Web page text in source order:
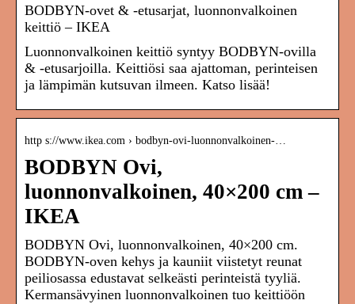
BODBYN-ovet & -etusarjat, luonnonvalkoinen
keittiö – IKEA
Luonnonvalkoinen keittiö syntyy BODBYN-ovilla
& -etusarjoilla. Keittiösi saa ajattoman, perinteisen
ja lämpimän kutsuvan ilmeen. Katso lisää!
http s://www.ikea.com › bodbyn-ovi-luonnonvalkoinen-…
BODBYN Ovi,
luonnonvalkoinen, 40×200 cm –
IKEA
BODBYN Ovi, luonnonvalkoinen, 40×200 cm.
BODBYN-oven kehys ja kauniit viistetyt reunat
peiliosassa edustavat selkeästi perinteistä tyyliä.
Kermansävyinen luonnonvalkoinen tuo keittiöön